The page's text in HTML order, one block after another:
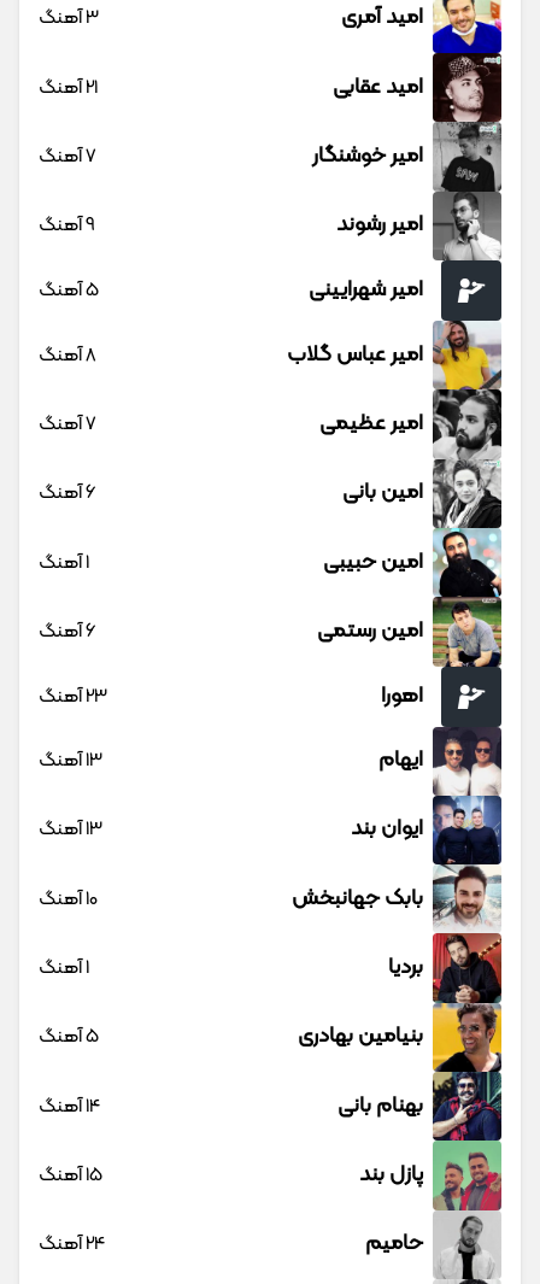
امید آمری 3 آهنگ
امید عقابی 21 آهنگ
امیر خوشنگار 7 آهنگ
امیر رشوند 9 آهنگ
امیر شهرایینی 5 آهنگ
امیر عباس گلاب 8 آهنگ
امیر عظیمی 7 آهنگ
امین بانی 6 آهنگ
امین حبیبی 1 آهنگ
امین رستمی 6 آهنگ
اهورا 23 آهنگ
ایهام 13 آهنگ
ایوان بند 13 آهنگ
بابک جهانبخش 10 آهنگ
بردیا 1 آهنگ
بنیامین بهادری 5 آهنگ
بهنام بانی 14 آهنگ
پازل بند 15 آهنگ
حامیم 24 آهنگ